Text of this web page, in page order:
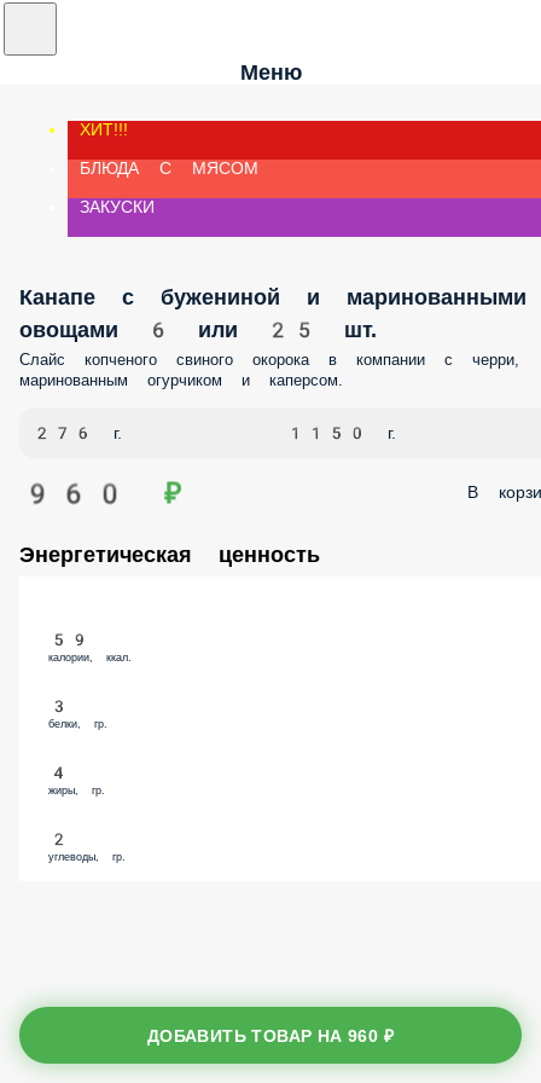
Меню
ХИТ!!!
БЛЮДА С МЯСОМ
ЗАКУСКИ
Канапе с бужениной и маринованными
овощами 6 или 25 шт.
Слайс копченого свиного окорока в компании с черри,
маринованным огурчиком и каперсом.
276 г. 1150 г.
960 ₽ В
Энергетическая ценность
59
калории, ккал.
3
белки, гр.
4
жиры, гр.
2
углеводы, гр.
ДОБАВИТЬ ТОВАР НА960 ₽